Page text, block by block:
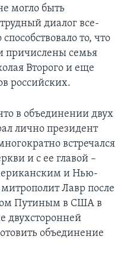
могло быть
диалог все-
то, что
причислены семья
Второго и еще
российских.
в объединении двух
лично президент
встречался
и с ее главой –
и Нью-
Лавр после
Путиным в США в
двухсторонней
объединение